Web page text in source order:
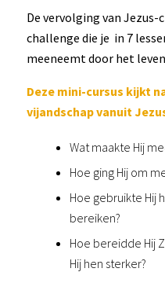
De vervolging van
challenge die je in 7
meeneemt door het
Deze mini-cursus kijkt
vijandschap vanuit
Wat maakte Hij
Hoe ging Hij om
Hoe gebruikte Hij
bereiken?
Hoe bereidde Hij
Hij hen sterker?